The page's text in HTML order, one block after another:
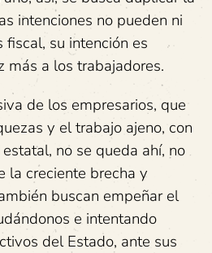
intenciones no pueden ni
su intención es
más a los trabajadores.
de los empresarios, que
y el trabajo ajeno, con
no se queda ahí, no
la creciente brecha y
buscan empeñar el
e intentando
del Estado, ante sus